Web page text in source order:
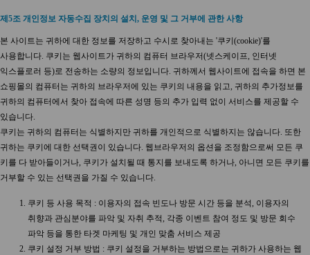
제5조 개인정보 자동수집 장치의 설치, 운영 및 그 거부에 관한 사항
본 사이트는 귀하에 대한 정보를 저장하고 수시로 찾아내는 '쿠키(cookie)'를
사용합니다. 쿠키는 웹사이트가 귀하의 컴퓨터 브라우저(넷스케이프, 인터넷
익스플로러 등)로 전송하는 소량의 정보입니다. 귀하께서 웹사이트에 접속을 하면 본
쇼핑몰의 컴퓨터는 귀하의 브라우저에 있는 쿠키의 내용을 읽고, 귀하의 추가정보를
귀하의 컴퓨터에서 찾아 접속에 따른 성명 등의 추가 입력 없이 서비스를 제공할 수
있습니다.
쿠키는 귀하의 컴퓨터는 식별하지만 귀하를 개인적으로 식별하지는 않습니다. 또한
귀하는 쿠키에 대한 선택권이 있습니다. 웹브라우저의 옵션을 조정함으로써 모든 쿠
키를 다 받아들이거나, 쿠키가 설치될 때 통지를 보내도록 하거나, 아니면 모든 쿠키를
거부할 수 있는 선택권을 가질 수 있습니다.
쿠키 등 사용 목적 : 이용자의 접속 빈도나 방문 시간 등을 분석, 이용자의
취향과 관심분야를 파악 및 자취 추적, 각종 이벤트 참여 정도 및 방문 회수
파악 등을 통한 타겟 마케팅 및 개인 맞춤 서비스 제공
쿠키 설정 거부 방법 : 쿠키 설정을 거부하는 방법으로는 귀하가 사용하는 웹